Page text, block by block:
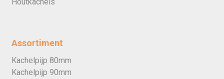
Houtkachels
Assortiment
Kachelpijp 80mm
Kachelpijp 90mm